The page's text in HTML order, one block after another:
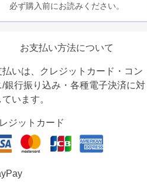
必ず購入前にお読みください。
お支払い方法について
払いは、クレジットカード・コン
/銀行振り込み・各種電子決済に対
います。
ジットカード